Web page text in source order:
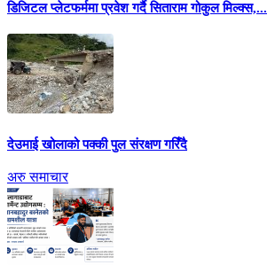
डिजिटल प्लेटफर्ममा प्रवेश गर्दै सिताराम गोकुल मिल्क्स,...
देउमाई खोलाको पक्की पुल संरक्षण गरिँदै
अरु समाचार